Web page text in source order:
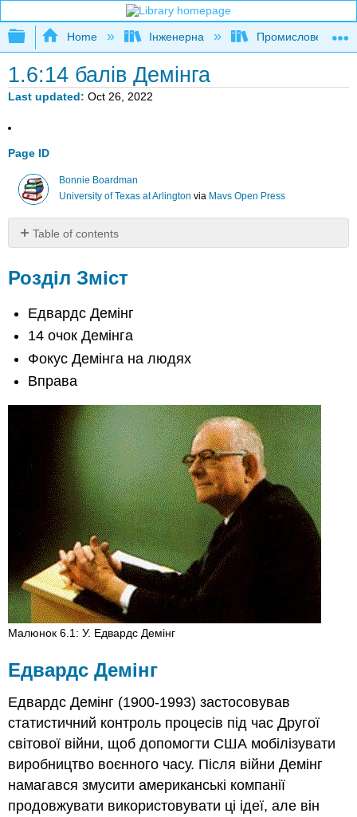
Expand/collapse global hierarchy
Home Інженерна Промислове та
1.6:14 балів Демінга
Last updated Oct 26, 2022
Page ID
Bonnie Boardman
University of Texas at Arlington via Mavs Open Press
Table of contents
Зміст
Едвардс
Демінг
14
очок
Демінга
Фокус
Демінга
на
людях
Вправа
Розділ Зміст
Едвардс Демінг
14 очок Демінга
Фокус Демінга на людях
Вправа
Малюнок 6.1: У. Едвардс Демінг
Едвардс Демінг
Едвардс Демінг (1900-1993) застосовував
статистичний контроль процесів під час Другої
світової війни, щоб допомогти США мобілізувати
виробництво воєнного часу. Після війни Демінг
намагався змусити американські компанії
продовжувати використовувати ці ідеї, але він